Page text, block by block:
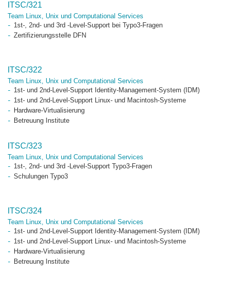
ITSC/321
Team Linux, Unix und Computational Services
1st-, 2nd- und 3rd -Level-Support bei Typo3-Fragen
Zertifizierungsstelle DFN
ITSC/322
Team Linux, Unix und Computational Services
1st- und 2nd-Level-Support Identity-Management-System (IDM)
1st- und 2nd-Level-Support Linux- und Macintosh-Systeme
Hardware-Virtualisierung
Betreuung Institute
ITSC/323
Team Linux, Unix und Computational Services
1st-, 2nd- und 3rd -Level-Support Typo3-Fragen
Schulungen Typo3
ITSC/324
Team Linux, Unix und Computational Services
1st- und 2nd-Level-Support Identity-Management-System (IDM)
1st- und 2nd-Level-Support Linux- und Macintosh-Systeme
Hardware-Virtualisierung
Betreuung Institute